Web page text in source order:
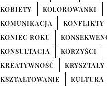
KOBIETY
KOLOROWANKI
KOMUNIKACJA
KONFLIKTY
KONIEC ROKU
KONSULTACJA
KORZYŚCI
KREATYWNOŚĆ
KRYSZTAŁY
KSZTAŁTOWANIE
KULTURA